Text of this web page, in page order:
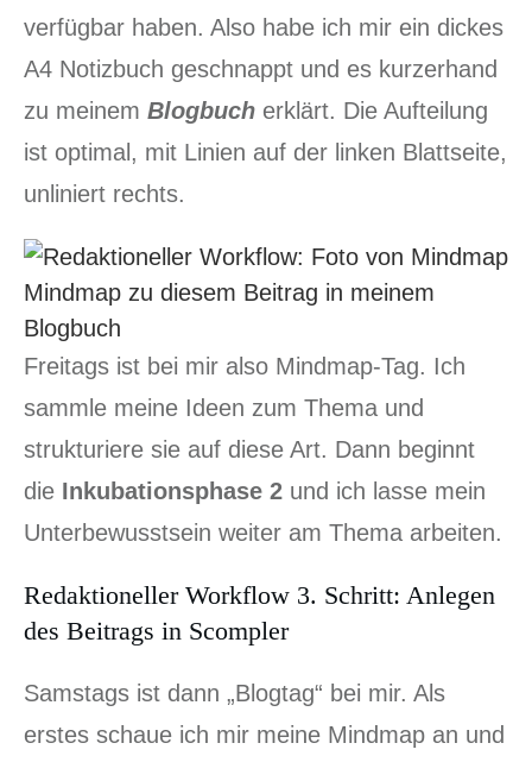
verfügbar haben. Also habe ich mir ein dickes
A4 Notizbuch geschnappt und es kurzerhand
zu meinem Blogbuch erklärt. Die Aufteilung
ist optimal, mit Linien auf der linken Blattseite,
unliniert rechts.
Mindmap zu diesem Beitrag in meinem
Blogbuch
Freitags ist bei mir also Mindmap-Tag. Ich
sammle meine Ideen zum Thema und
strukturiere sie auf diese Art. Dann beginnt
die Inkubationsphase 2 und ich lasse mein
Unterbewusstsein weiter am Thema arbeiten.
Redaktioneller Workflow 3. Schritt: Anlegen
des Beitrags in Scompler
Samstags ist dann „Blogtag“ bei mir. Als
erstes schaue ich mir meine Mindmap an und